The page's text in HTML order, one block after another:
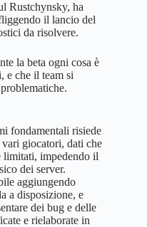
Rustchynsky, ha
il lancio del
da risolvere.
la beta ogni cosa è
e che il team si
fondamentali risiede
giocatori, dati che
limitati, impedendo il
dei server.
aggiungendo
a disposizione, e
dei bug e delle
e rielaborate in